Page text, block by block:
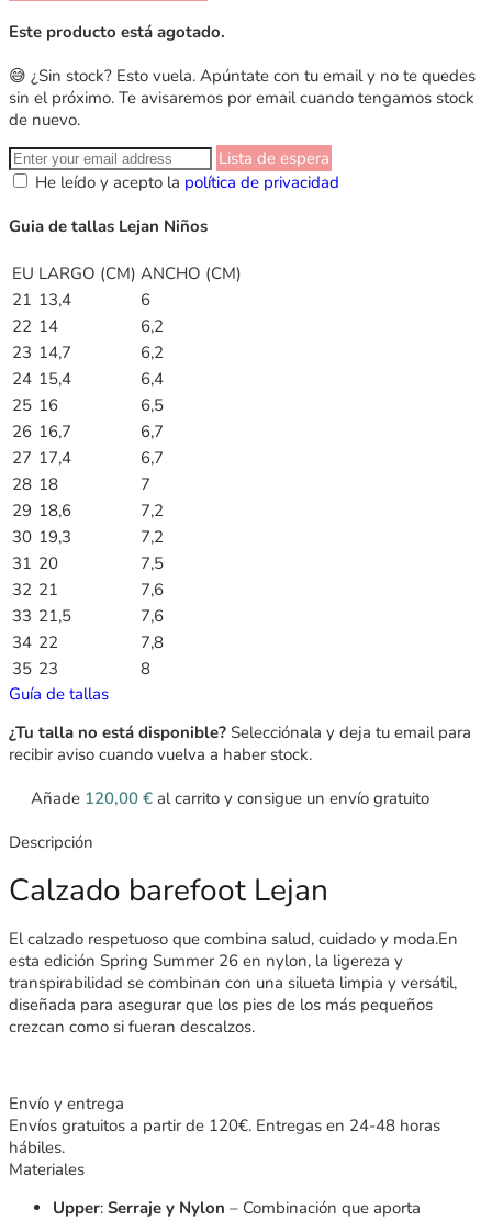
Este producto está agotado.
😅 ¿Sin stock? Esto vuela. Apúntate con tu email y no te quedes
sin el próximo. Te avisaremos por email cuando tengamos stock
de nuevo.
Lista de espera
He leído y acepto la política de privacidad
Guia de tallas Lejan Niños
EU LARGO (CM) ANCHO (CM)
21 13,4
6
22 14
6,2
23 14,7
6,2
24 15,4
6,4
25 16
6,5
26 16,7
6,7
27 17,4
6,7
28 18
7
29 18,6
7,2
30 19,3
7,2
31 20
7,5
32 21
7,6
33 21,5
7,6
34 22
7,8
35 23
8
Guía de tallas
¿Tu talla no está disponible? Selecciónala y deja tu email para
recibir aviso cuando vuelva a haber stock.
Añade 120,00 € al carrito y consigue un envío gratuito
Descripción
Calzado barefoot Lejan
El calzado respetuoso que combina salud, cuidado y moda.En
esta edición Spring Summer 26 en nylon, la ligereza y
transpirabilidad se combinan con una silueta limpia y versátil,
diseñada para asegurar que los pies de los más pequeños
crezcan como si fueran descalzos.
Envío y entrega
Envíos gratuitos a partir de 120€. Entregas en 24-48 horas
hábiles.
Materiales
Upper: Serraje y Nylon – Combinación que aporta